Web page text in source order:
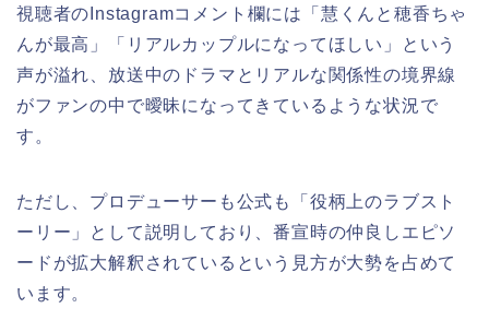
視聴者のInstagramコメント欄には「慧くんと穂香ちゃ
んが最高」「リアルカップルになってほしい」という
声が溢れ、放送中のドラマとリアルな関係性の境界線
がファンの中で曖昧になってきているような状況で
す。
ただし、プロデューサーも公式も「役柄上のラブスト
ーリー」として説明しており、番宣時の仲良しエピソ
ードが拡大解釈されているという見方が大勢を占めて
います。